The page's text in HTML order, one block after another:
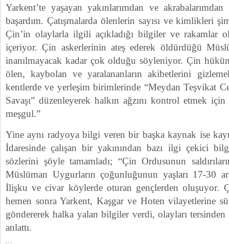
Yarkent’te yaşayan yakınlarımdan ve
başardım. Çatışmalarda ölenlerin sayısı ve kimlikleri
Çin’in olaylarla ilgili açıkladığı bilgiler ve rakamlar
içeriyor. Çin askerlerinin ateş ederek öldürdüğü
inanılmayacak kadar çok olduğu söyleniyor. Çin
ölen, kaybolan ve yaralananların akibetlerini
kentlerde ve yerleşim birimlerinde “Meydan Teşvikat
Savaşı” düzenleyerek halkın ağzını kontrol etmek
meşgul.”
Yine aynı radyoya bilgi veren bir başka kaynak ise
İdaresinde çalışan bir yakınından bazı ilgi çekici
sözlerini şöyle tamamladı; “Çin Ordusunun
Müslüman Uygurların çoğunluğunun yaşları 17-30
İlişku ve civar köylerde oturan gençlerden oluşuyor.
hemen sonra Yarkent, Kaşgar ve Hoten vilayetlerine
göndererek halka yalan bilgiler verdi, olayları tersinden
anlattı.